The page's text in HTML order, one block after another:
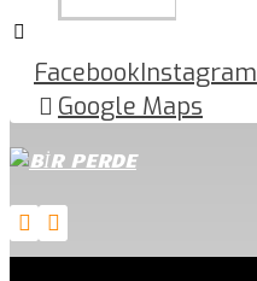
FacebookInstagram
Google Maps